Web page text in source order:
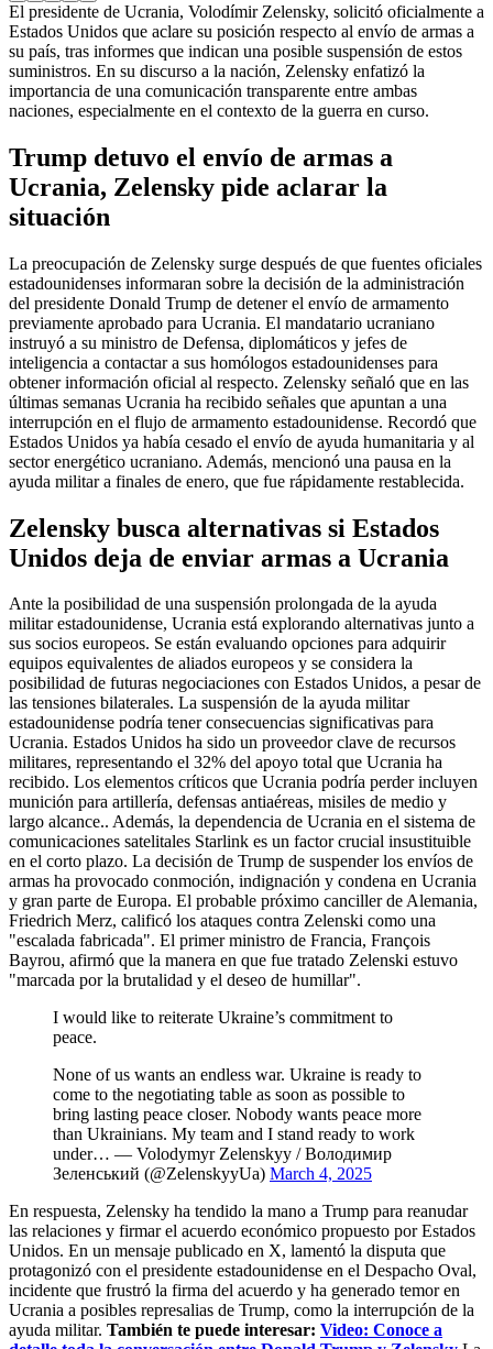
El presidente de Ucrania, Volodímir Zelensky, solicitó oficialmente a
Estados Unidos que aclare su posición respecto al envío de armas a
su país, tras informes que indican una posible suspensión de estos
suministros. En su discurso a la nación, Zelensky enfatizó la
importancia de una comunicación transparente entre ambas
naciones, especialmente en el contexto de la guerra en curso.
Trump detuvo el envío de armas a
Ucrania, Zelensky pide aclarar la
situación
La preocupación de Zelensky surge después de que fuentes oficiales
estadounidenses informaran sobre la decisión de la administración
del presidente Donald Trump de detener el envío de armamento
previamente aprobado para Ucrania. El mandatario ucraniano
instruyó a su ministro de Defensa, diplomáticos y jefes de
inteligencia a contactar a sus homólogos estadounidenses para
obtener información oficial al respecto. Zelensky señaló que en las
últimas semanas Ucrania ha recibido señales que apuntan a una
interrupción en el flujo de armamento estadounidense. Recordó que
Estados Unidos ya había cesado el envío de ayuda humanitaria y al
sector energético ucraniano. Además, mencionó una pausa en la
ayuda militar a finales de enero, que fue rápidamente restablecida.
Zelensky busca alternativas si Estados
Unidos deja de enviar armas a Ucrania
Ante la posibilidad de una suspensión prolongada de la ayuda
militar estadounidense, Ucrania está explorando alternativas junto a
sus socios europeos. Se están evaluando opciones para adquirir
equipos equivalentes de aliados europeos y se considera la
posibilidad de futuras negociaciones con Estados Unidos, a pesar de
las tensiones bilaterales. La suspensión de la ayuda militar
estadounidense podría tener consecuencias significativas para
Ucrania. Estados Unidos ha sido un proveedor clave de recursos
militares, representando el 32% del apoyo total que Ucrania ha
recibido. Los elementos críticos que Ucrania podría perder incluyen
munición para artillería, defensas antiaéreas, misiles de medio y
largo alcance.. Además, la dependencia de Ucrania en el sistema de
comunicaciones satelitales Starlink es un factor crucial insustituible
en el corto plazo. La decisión de Trump de suspender los envíos de
armas ha provocado conmoción, indignación y condena en Ucrania
y gran parte de Europa. El probable próximo canciller de Alemania,
Friedrich Merz, calificó los ataques contra Zelenski como una
"escalada fabricada". El primer ministro de Francia, François
Bayrou, afirmó que la manera en que fue tratado Zelenski estuvo
"marcada por la brutalidad y el deseo de humillar".
I would like to reiterate Ukraine’s commitment to
peace.
None of us wants an endless war. Ukraine is ready to
come to the negotiating table as soon as possible to
bring lasting peace closer. Nobody wants peace more
than Ukrainians. My team and I stand ready to work
under… — Volodymyr Zelenskyy / Володимир
Зеленський (@ZelenskyyUa) March 4, 2025
En respuesta, Zelensky ha tendido la mano a Trump para reanudar
las relaciones y firmar el acuerdo económico propuesto por Estados
Unidos. En un mensaje publicado en X, lamentó la disputa que
protagonizó con el presidente estadounidense en el Despacho Oval,
incidente que frustró la firma del acuerdo y ha generado temor en
Ucrania a posibles represalias de Trump, como la interrupción de la
ayuda militar. También te puede interesar: Video: Conoce a